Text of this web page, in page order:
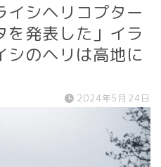
イシヘリコプター
を発表した」イラ
シのヘリは高地に
2024年5月24日